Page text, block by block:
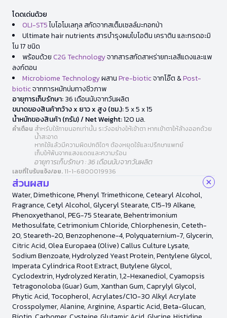
โดดเด่นด้วย
OLI-ST5ไบโอโมเลกุล สกัดจากสเต็มเซลล์มะกอกป่า
Ultimate hair nutrients สารบำรุงผมไบโอติน เคราติน และกรดอะมิ
โน 17 ชนิด
พร้อมด้วยC2G Technologyจากสารสกัดสาหร่ายทะเลสีแดงและแพ
ลงก์ตอน
Microbiome TechnologyผสานPre-bioticจากโอ๊ต &Post-
bioticจากการหมักบ่มทางชีวภาพ
อายุการเก็บรักษา:36 เดือนนับจากวันผลิต
ขนาดของสินค้ากว้าง x ยาว x สูง (ซม.):5 x 5 x 15
น้ำหนักของสินค้า (กรัม) / Net Weight:120 มล.
คำเตือน สำหรับใช้ภายนอกเท่านั้น ระวังอย่างให้เข้าตา หากเข้าตาให้ล้างออกด้วย
น้ำสะอาด
หากใช้แล้วมีความผิดปกติใดๆ ต้องหยุดใช้และปรึกษาแพทย์
เก็บให้พ้นจากแสงแดดและความร้อน
อายุการเก็บรักษา : 36 เดือนนับจากวันผลิต
เลขที่ใบรับแจ้ง/อย. 11-1-6800019936
ส่วนผสม
Water, Dimethicone, Phenyl Trimethicone, Cetearyl Alcohol,
Fragrance, Cetyl Alcohol, Glyceryl Stearate, C15-19 Alkane,
Phenoxyethanol, PEG-75 Stearate, Behentrimonium
Methosulfate, Cetrimonium Chloride, Chlorphenesin, Ceteth-
20, Steareth-20, Benzophenone-4, Polyquaternium-7, Glycerin,
Citric Acid, Olea Europaea (Olive) Callus Culture Lysate,
Sodium Benzoate, Hydrolyzed Yeast Protein, Pentylene Glycol,
Imperata Cylindrica Root Extract, Butylene Glycol,
Cyclodextrin, Hydrolyzed Keratin, 1,2-Hexanediol, Cyamopsis
Tetragonoloba (Guar) Gum, Xanthan Gum, Caprylyl Glycol,
Phytic Acid, Tocopherol, Acrylates/C10-30 Alkyl Acrylate
Crosspolymer, Alanine, Arginine, Aspartic Acid, Beta-Glucan,